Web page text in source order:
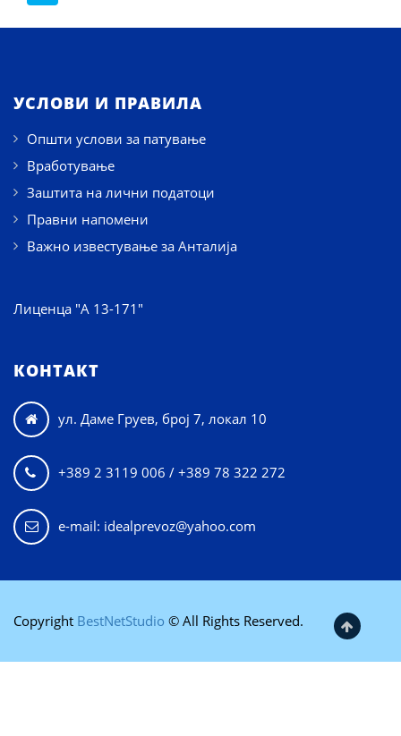
УСЛОВИ И ПРАВИЛА
Општи услови за патување
Вработување
Заштита на лични податоци
Правни напомени
Важно известување за Анталија
Лиценца "А 13-171"
КОНТАКТ
 ул. Даме Груев, број 7, локал 10
 +389 2 3119 006 / +389 78 322 272
e-mail: idealprevoz@yahoo.com
Copyright BestNetStudio © All Rights Reserved.